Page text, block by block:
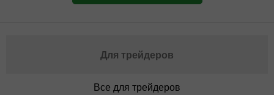
Для трейдеров
Все для трейдеров